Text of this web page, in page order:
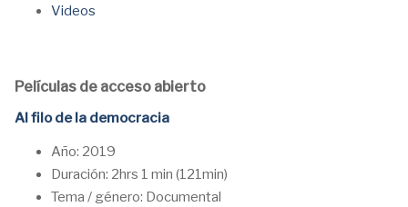
Videos
Películas de acceso abierto
Al filo de la democracia
Año: 2019
Duración: 2hrs 1 min (121min)
Tema / género: Documental